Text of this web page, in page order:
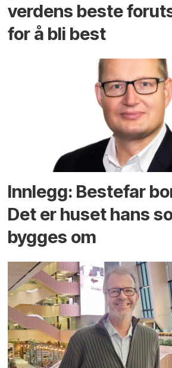
verdens beste
for å bli best
Innlegg: Bestefar
Det er huset hans
bygges om